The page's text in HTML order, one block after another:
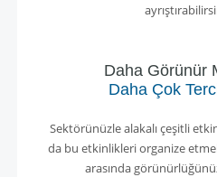
Daha Görünür
Daha Çok
Sektörünüzle alakalı çeşitli
da bu etkinlikleri organize
arasında